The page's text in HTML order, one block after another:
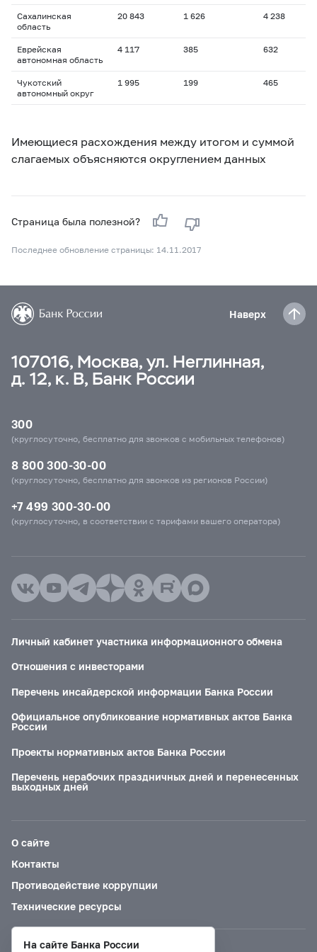
Сахалинская
область
20 843 1 626 4 238
Еврейская
автономная область
4 117 385 632
Чукотский
автономный округ
1 995 199 465
Имеющиеся расхождения между итогом и суммой
слагаемых объясняются округлением данных
Страница была полезной?
Последнее обновление страницы: 14.11.2017
Наверх
107016, Москва, ул. Неглинная,
д. 12, к. В, Банк России
300
(круглосуточно, бесплатно для звонков с мобильных телефонов)
8 800 300-30-00
(круглосуточно, бесплатно для звонков из регионов России)
+7 499 300-30-00
(круглосуточно, в соответствии с тарифами вашего оператора)
Личный кабинет участника информационного обмена
Отношения с инвесторами
Перечень инсайдерской информации Банка России
Официальное опубликование нормативных актов Банка
России
Проекты нормативных актов Банка России
Перечень нерабочих праздничных дней и перенесенных
выходных дней
О сайте
Контакты
Противодействие коррупции
Технические ресурсы
На сайте Банка России